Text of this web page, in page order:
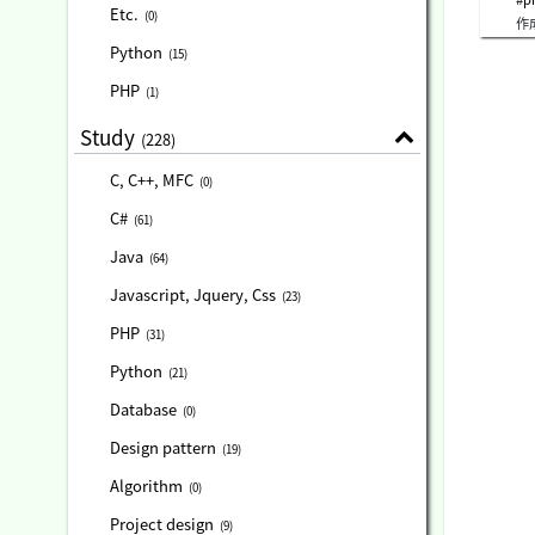
Etc. (0)
Python (15)
PHP (1)
Study (228)
C, C++, MFC (0)
C# (61)
Java (64)
Javascript, Jquery, Css (23)
PHP (31)
Python (21)
Database (0)
Design pattern (19)
Algorithm (0)
Project design (9)
作